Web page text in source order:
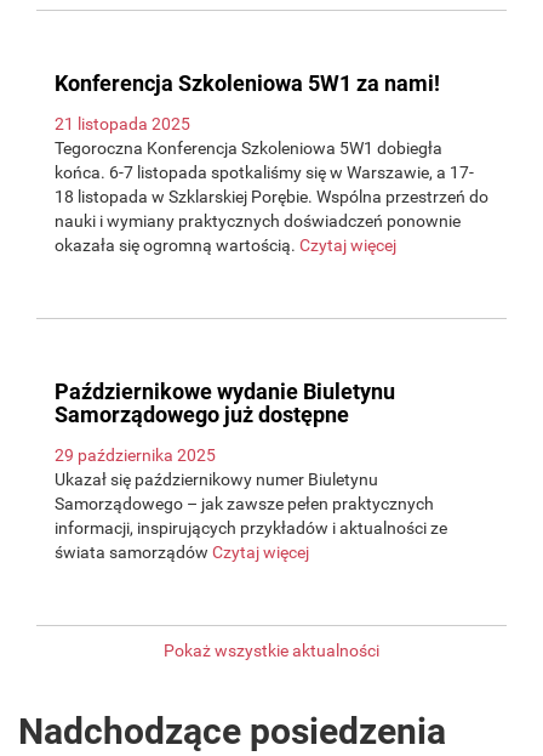
Konferencja Szkoleniowa 5W1 za nami!
21 listopada 2025
Tegoroczna Konferencja Szkoleniowa 5W1 dobiegła
końca. 6-7 listopada spotkaliśmy się w Warszawie, a 17-
18 listopada w Szklarskiej Porębie. Wspólna przestrzeń do
nauki i wymiany praktycznych doświadczeń ponownie
okazała się ogromną wartością. Czytaj więcej
Październikowe wydanie Biuletynu
Samorządowego już dostępne
29 października 2025
Ukazał się październikowy numer Biuletynu
Samorządowego – jak zawsze pełen praktycznych
informacji, inspirujących przykładów i aktualności ze
świata samorządów Czytaj więcej
Pokaż wszystkie aktualności
Nadchodzące posiedzenia